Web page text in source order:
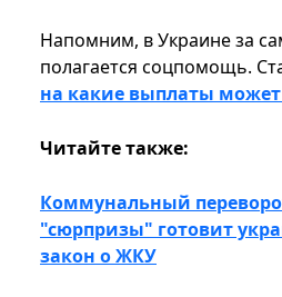
Напомним, в Украине за
полагается соцпомощь.
на какие выплаты
Читайте также:
Коммунальный
"сюрпризы" готовит
закон о ЖКУ